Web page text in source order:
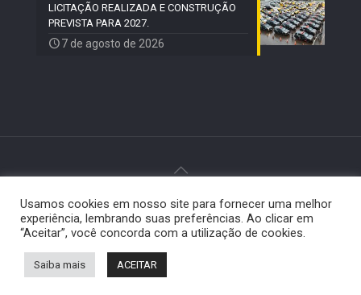
LICITAÇÃO REALIZADA E CONSTRUÇÃO
PREVISTA PARA 2027.
7 de agosto de 2026
© 2024 Paiquerê - Todos os direitos reservados |
Desenvolvido porElemento Visual .
Usamos cookies em nosso site para fornecer uma melhor
experiência, lembrando suas preferências. Ao clicar em
“Aceitar”, você concorda com a utilização de cookies.
Saiba mais ACEITAR